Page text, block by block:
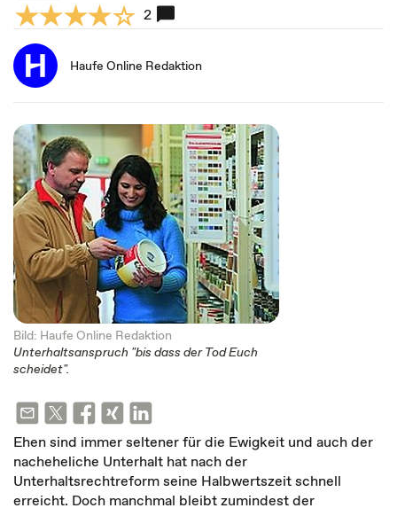
2
Haufe Online Redaktion
Bild: Haufe Online Redaktion
Unterhaltsanspruch "bis dass der Tod Euch
scheidet".
Ehen sind immer seltener für die Ewigkeit und auch der
nacheheliche Unterhalt hat nach der
Unterhaltsrechtreform seine Halbwertszeit schnell
erreicht. Doch manchmal bleibt zumindest der